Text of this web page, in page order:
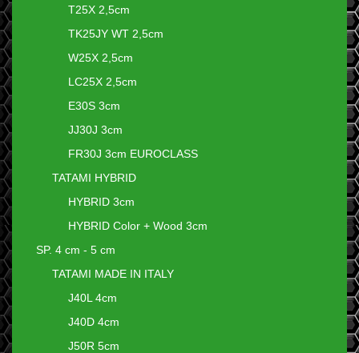
T25X 2,5cm
TK25JY WT 2,5cm
W25X 2,5cm
LC25X 2,5cm
E30S 3cm
JJ30J 3cm
FR30J 3cm EUROCLASS
TATAMI HYBRID
HYBRID 3cm
HYBRID Color + Wood 3cm
SP. 4 cm - 5 cm
TATAMI MADE IN ITALY
J40L 4cm
J40D 4cm
J50R 5cm